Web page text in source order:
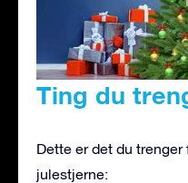
Ting du
Dette er det du trenger
julestjerne: